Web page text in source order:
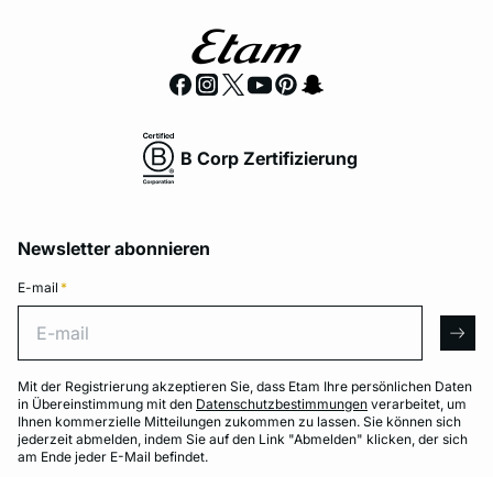
B Corp Zertifizierung
Newsletter abonnieren
E-mail *
Mit der Registrierung akzeptieren Sie, dass Etam Ihre persönlichen Daten
in Übereinstimmung mit den Datenschutzbestimmungen verarbeitet, um
Ihnen kommerzielle Mitteilungen zukommen zu lassen. Sie können sich
jederzeit abmelden, indem Sie auf den Link "Abmelden" klicken, der sich
am Ende jeder E-Mail befindet.